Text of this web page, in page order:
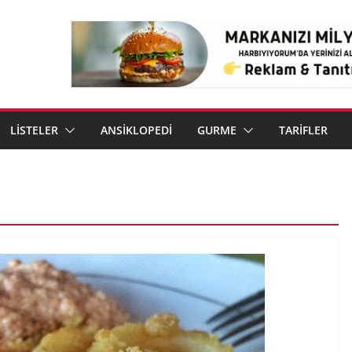
LİSTELER ANSİKLOPEDİ GURME TARİFLER